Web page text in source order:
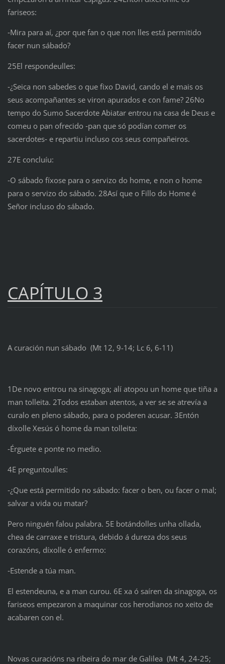
fariseos:
‑Mira para aí, ¿por que fan o que non lles está permitido
facer nun sábado?
25El respondeulles:
‑¿Seica non sabedes o que fixo David, cando el e mais os
seus acompañantes se viron apurados e con fame? 26No
tempo do Sumo Sacerdote Abiatar entrou na casa de Deus e
comeu o pan ofrecido ‑pan que só podían comer os
sacerdotes‑ e repartiu incluso cos seus compañeiros.
27E concluíu:
‑O sábado fíxose para o servizo do home, e non o home
para o servizo do sábado. 28Así que o Fillo do Home é
Señor incluso do sábado.
CAPÍTULO 3
A curación nun sábado (Mt 12, 9-14; Lc 6, 6-11)
1De novo entrou na sinagoga; alí atopou un home que tiña a
man tolleita. 2Todos estaban atentos, a ver se se atrevía a
curalo en pleno sábado, para o poderen acusar. 3Entón
díxolle Xesús ó home da man tolleita:
‑Érguete e ponte no medio.
4E preguntoulles:
‑¿Que está permitido no sábado: facer o ben, ou facer o mal;
salvar a vida ou matar?
Pero ninguén falou palabra. 5E botándolles unha ollada,
chea de carraxe e tristura, debido á dureza dos seus
corazóns, díxolle ó enfermo:
‑Estende a túa man.
El estendeuna, e a man curou. 6E xa ó saíren da sinagoga, os
fariseos empezaron a maquinar cos herodianos no xeito de
acabaren con el.
Novas curacións na ribeira do mar de Galilea (Mt 4, 24-25;